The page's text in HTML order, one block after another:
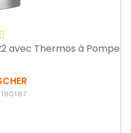
avec Thermos à Pompe